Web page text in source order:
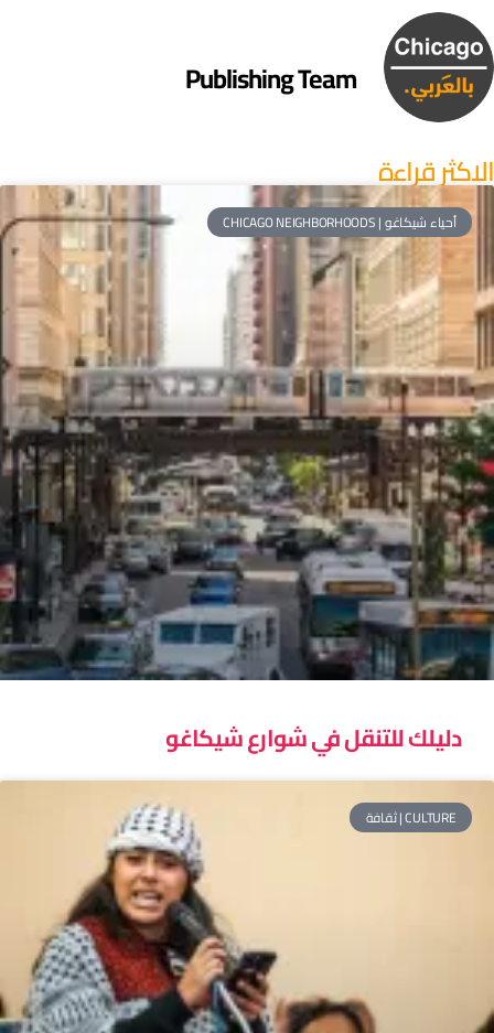
Publishing Team
قراءة
أحياء شيكاغو | CHICAGO NEIGHBORHOODS
دليلك للتنقل في شوارع شيكاغو
CULTURE | ثقافة